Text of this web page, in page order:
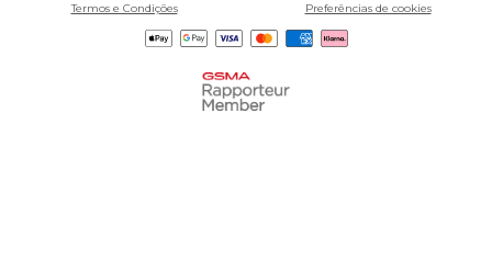
Termos e Condições
Preferências de cookies